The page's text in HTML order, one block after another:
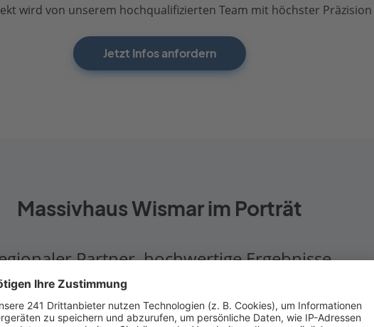
wird von unserem hochqualifizierten Team mit höchster
Jetzt Infos anfordern
Massivhaus Wismar im Porträt
Partner, hochwertige Ergebnisse
Hausbau in
Holstein. Mit